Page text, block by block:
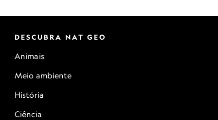
DESCUBRA NAT GEO
Animais
Meio ambiente
História
Ciência